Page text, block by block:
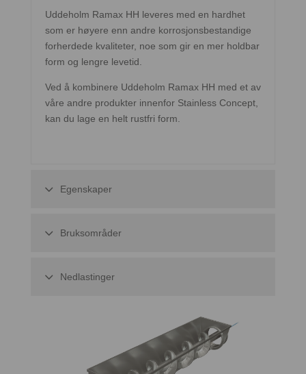
Uddeholm Ramax HH leveres med en hardhet
som er høyere enn andre korrosjonsbestandige
forherdede kvaliteter, noe som gir en mer holdbar
form og lengre levetid.
Ved å kombinere Uddeholm Ramax HH med et av
våre andre produkter innenfor Stainless Concept,
kan du lage en helt rustfri form.
Egenskaper
Bruksområder
Nedlastinger